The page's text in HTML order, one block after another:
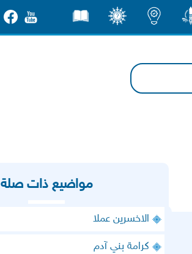
مواضيع ذات صلة
الاخسرين عملا
كرامة بني آدم